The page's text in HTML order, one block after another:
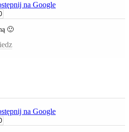
na Google
🙂
na Google